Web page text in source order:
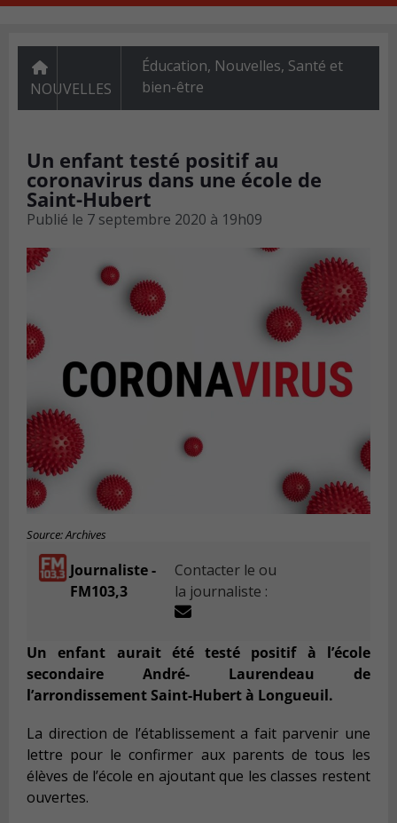
NOUVELLES
Éducation, Nouvelles, Santé et
bien-être
Un enfant testé positif au
coronavirus dans une école de
Saint-Hubert
Publié le 7 septembre 2020 à 19h09
Source: Archives
Journaliste -
FM103,3
Contacter le ou
la journaliste :
Un enfant aurait été testé positif à l’école
secondaire André- Laurendeau de
l’arrondissement Saint-Hubert à Longueuil.
La direction de l’établissement a fait parvenir une
lettre pour le confirmer aux parents de tous les
élèves de l’école en ajoutant que les classes restent
ouvertes.